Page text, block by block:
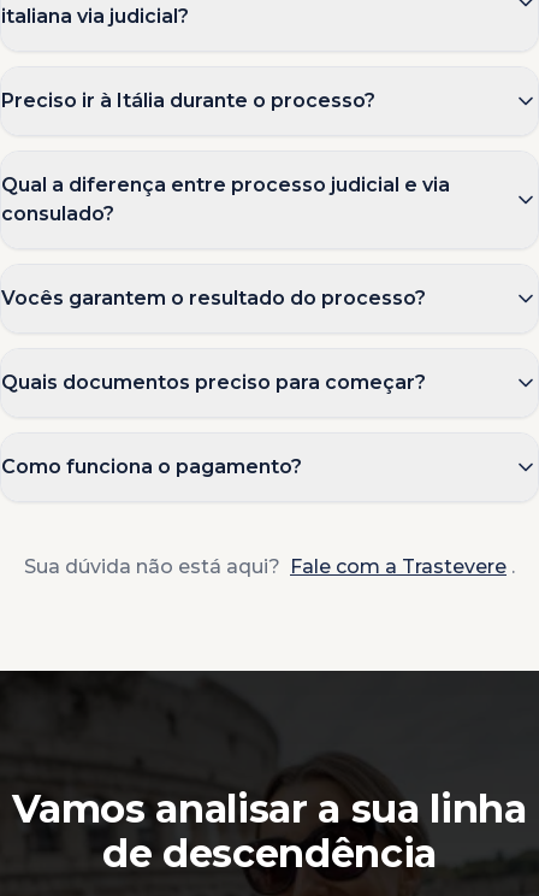
italiana via judicial?
Preciso ir à Itália durante o processo?
Qual a diferença entre processo judicial e via
consulado?
Vocês garantem o resultado do processo?
Quais documentos preciso para começar?
Como funciona o pagamento?
Sua dúvida não está aqui? Fale com a Trastevere .
Vamos analisar a sua linha
de descendência